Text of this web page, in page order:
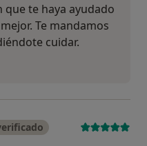
que te haya ayudado
Te mandamos
cuidar.